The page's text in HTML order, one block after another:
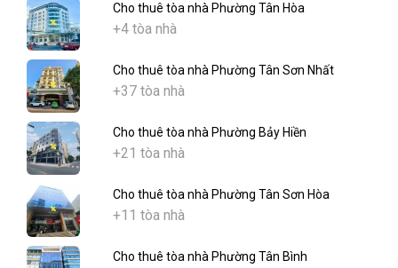
Cho thuê tòa nhà Phường Tân Hòa
+4 tòa nhà
Cho thuê tòa nhà Phường Tân Sơn Nhất
+37 tòa nhà
Cho thuê tòa nhà Phường Bảy Hiền
+21 tòa nhà
Cho thuê tòa nhà Phường Tân Sơn Hòa
+11 tòa nhà
Cho thuê tòa nhà Phường Tân Bình